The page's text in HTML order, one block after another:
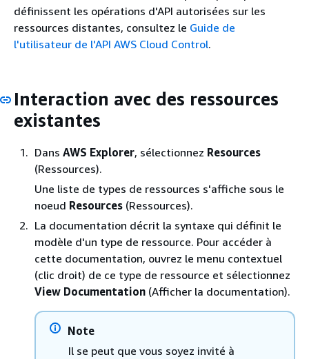
définissent les opérations d'API autorisées sur les
ressources distantes, consultez le Guide de
l'utilisateur de l'API AWS Cloud Control.
Interaction avec des ressources
existantes
Dans AWS Explorer, sélectionnez Resources
(Ressources).
Une liste de types de ressources s'affiche sous le
noeud Resources (Ressources).
La documentation décrit la syntaxe qui définit le
modèle d'un type de ressource. Pour accéder à
cette documentation, ouvrez le menu contextuel
(clic droit) de ce type de ressource et sélectionnez
View Documentation (Afficher la documentation).
Note
Il se peut que vous soyez invité à